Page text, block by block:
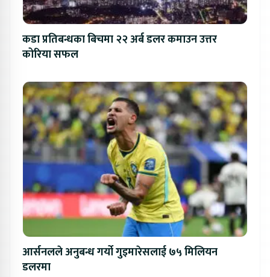
कडा प्रतिबन्धका बिचमा २२ अर्ब डलर कमाउन उत्तर
कोरिया सफल
आर्सनलले अनुबन्ध गर्यो गुइमारेसलाई ७५ मिलियन
डलरमा